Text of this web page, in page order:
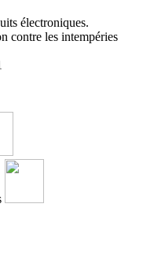
électroniques.
contre les intempéries